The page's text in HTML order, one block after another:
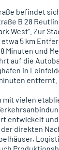
befindet
B 28
West“. Zur
5 km
Minuten und
auf die
in
entfernt.
mit vielen
entwickelt
direkten